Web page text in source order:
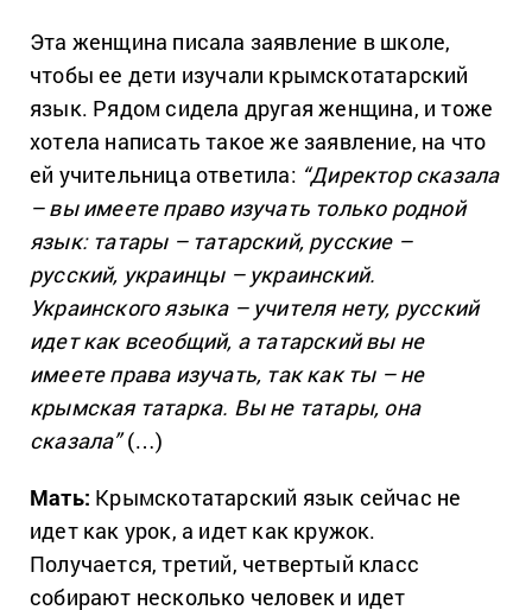
Эта женщина писала заявление в школе,
чтобы ее дети изучали крымскотатарский
язык. Рядом сидела другая женщина, и тоже
хотела написать такое же заявление, на что
ей учительница ответила: “Директор сказала
– вы имеете право изучать только родной
язык: татары – татарский, русские –
русский, украинцы – украинский.
Украинского языка – учителя нету, русский
идет как всеобщий, а татарский вы не
имеете права изучать, так как ты – не
крымская татарка. Вы не татары, она
сказала”(…)
Мать: Крымскотатарский язык сейчас не
идет как урок, а идет как кружок.
Получается, третий, четвертый класс
собирают несколько человек и идет